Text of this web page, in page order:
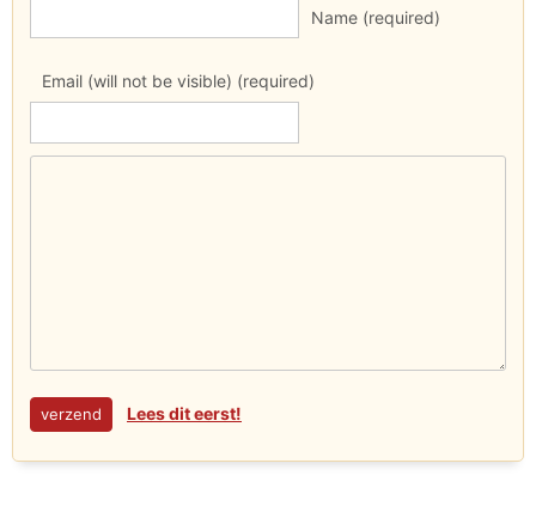
Name (required)
Email (will not be visible) (required)
Lees dit eerst!